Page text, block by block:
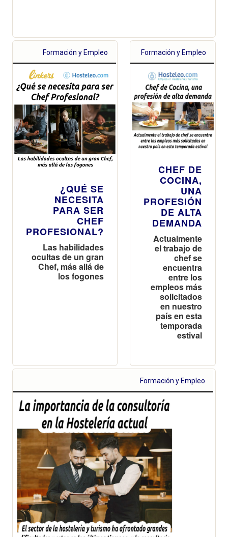
Formación y Empleo
¿QUÉ SE
NECESITA
PARA SER
CHEF
PROFESIONAL?
Las habilidades
ocultas de un gran
Chef, más allá de
los fogones
Formación y Empleo
CHEF DE
COCINA,
UNA
PROFESIÓN
DE ALTA
DEMANDA
Actualmente
el trabajo de
chef se
encuentra
entre los
empleos más
solicitados
en nuestro
país en esta
temporada
estival
Formación y Empleo